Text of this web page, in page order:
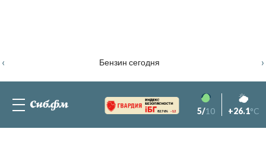
Бензин сегодня
‹ ›
82.76% -1.2 5/10 +26.1°C